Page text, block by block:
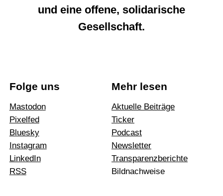
und eine offene, solidarische
Gesellschaft.
Folge uns
Mastodon
Pixelfed
Bluesky
Instagram
LinkedIn
RSS
Mehr lesen
Aktuelle Beiträge
Ticker
Podcast
News­letter
Trans­pa­renz­be­richte
Bildnachweise